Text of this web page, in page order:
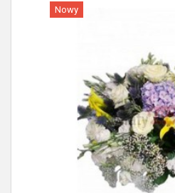
Nowy